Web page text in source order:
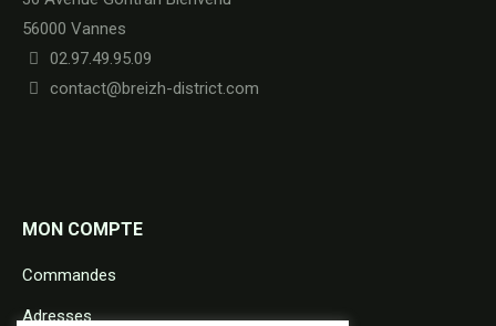
56000 Vannes
02.97.49.95.09
contact@breizh-district.com
MON COMPTE
Commandes
Adresses